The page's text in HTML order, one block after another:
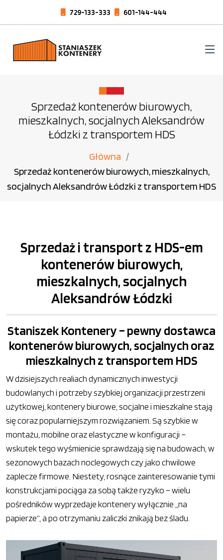
729-133-333 601-144-444
Sprzedaż kontenerów biurowych,
mieszkalnych, socjalnych Aleksandrów
Łódzki z transportem HDS
Główna
Sprzedaż kontenerów biurowych, mieszkalnych,
socjalnych Aleksandrów Łódzki z transportem HDS
Sprzedaż i transport z HDS-em
kontenerów biurowych,
mieszkalnych, socjalnych
Aleksandrów Łódzki
Staniszek Kontenery – pewny dostawca
kontenerów biurowych, socjalnych oraz
mieszkalnych z transportem HDS
W dzisiejszych realiach dynamicznych inwestycji
budowlanych i potrzeby szybkiej organizacji przestrzeni
użytkowej, kontenery biurowe, socjalne i mieszkalne stają
się coraz popularniejszym rozwiązaniem. Są szybkie w
montażu, mobilne oraz elastyczne w konfiguracji –
wskutek tego wyśmienicie sprawdzają się na budowach, w
sezonowych bazach noclegowych czy jako chwilowe
zaplecze firmowe. Niestety, rosnące zainteresowanie tymi
konstrukcjami pociąga za sobą także ryzyko – wielu
pośredników wyprzedaje kontenery wyłącznie „na
papierze”, a po otrzymaniu zaliczki znikają bez śladu.